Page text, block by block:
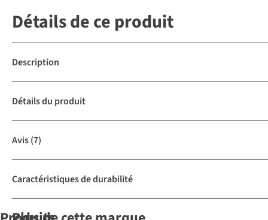
Détails de ce produit
Description
Détails du produit
Avis(7)
Caractéristiques de durabilité